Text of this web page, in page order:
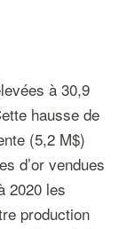
à 30,9
hausse de
(5,2 M$)
d’or vendues
2020 les
production